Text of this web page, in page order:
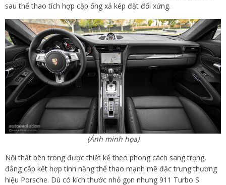
sau thể thao tích hợp cặp ống xả kép đặt đối xứng.
(Ảnh minh họa)
Nội thất bên trong được thiết kế theo phong cách sang trọng,
đẳng cấp kết hợp tính năng thể thao mạnh mẽ đặc trưng thương
hiệu Porsche. Dù có kích thước nhỏ gọn nhưng 911 Turbo S